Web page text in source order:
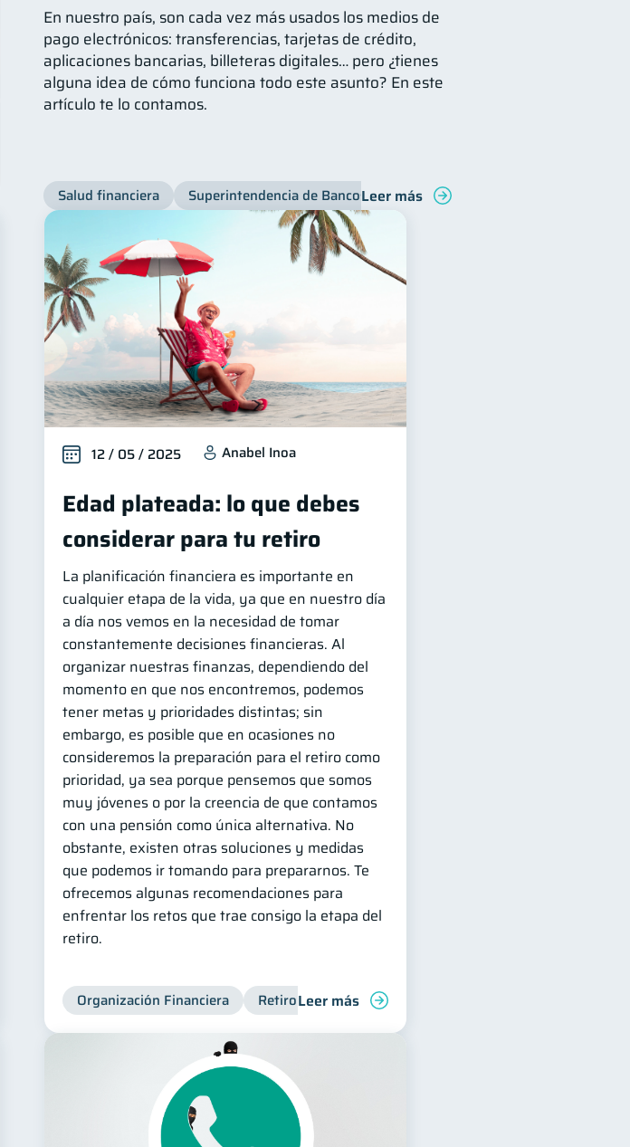
En nuestro país, son cada vez más usados los medios de
pago electrónicos: transferencias, tarjetas de crédito,
aplicaciones bancarias, billeteras digitales… pero ¿tienes
alguna idea de cómo funciona todo este asunto? En este
artículo te lo contamos.
Salud financiera Superintendencia de BancosLeer más
Superintendencia de Bancos
12 / 05 / 2025 Anabel Inoa
Edad plateada: lo que debes
considerar para tu retiro
La planificación financiera es importante en
cualquier etapa de la vida, ya que en nuestro día
a día nos vemos en la necesidad de tomar
constantemente decisiones financieras. Al
organizar nuestras finanzas, dependiendo del
momento en que nos encontremos, podemos
tener metas y prioridades distintas; sin
embargo, es posible que en ocasiones no
consideremos la preparación para el retiro como
prioridad, ya sea porque pensemos que somos
muy jóvenes o por la creencia de que contamos
con una pensión como única alternativa. No
obstante, existen otras soluciones y medidas
que podemos ir tomando para prepararnos. Te
ofrecemos algunas recomendaciones para
enfrentar los retos que trae consigo la etapa del
retiro.
Organización Financiera Retiro Cuenta Abandonada
Leer más